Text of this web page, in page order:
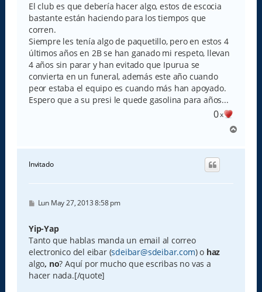
El club es que debería hacer algo, estos de escocia
bastante están haciendo para los tiempos que
corren.
Siempre les tenía algo de paquetillo, pero en estos 4
últimos años en 2B se han ganado mi respeto, llevan
4 años sin parar y han evitado que Ipurua se
convierta en un funeral, además este año cuando
peor estaba el equipo es cuando más han apoyado.
Espero que a su presi le quede gasolina para años...
0x
r
Invitado
M
s
a
j
e
Lun May 27, 2013 8:58 pm
Yip-Yap
Tanto que hablas manda un email al correo
electronico del eibar (sdeibar@sdeibar.com) o haz
algo, no? Aquí por mucho que escribas no vas a
hacer nada.[/quote]